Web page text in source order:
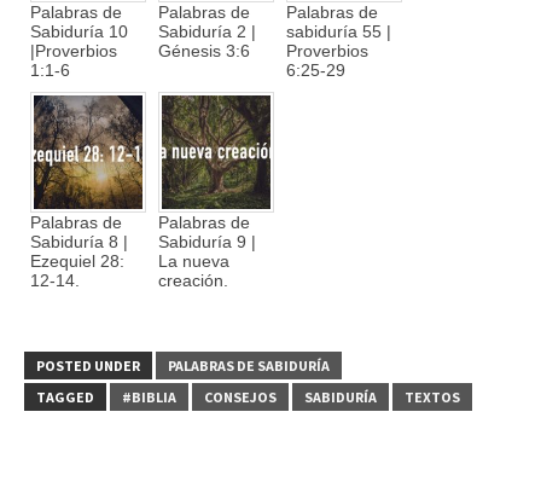
Palabras de
Sabiduría 10
|Proverbios
1:1-6
Palabras de
Sabiduría 2 |
Génesis 3:6
Palabras de
sabiduría 55 |
Proverbios
6:25-29
Palabras de
Sabiduría 8 |
Ezequiel 28:
12-14.
Palabras de
Sabiduría 9 |
La nueva
creación.
POSTED UNDER
PALABRAS DE SABIDURÍA
TAGGED
#BIBLIA CONSEJOS SABIDURÍA TEXTOS